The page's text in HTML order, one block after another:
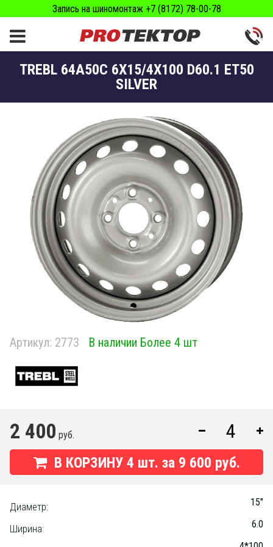
Запись на шиномонтаж +7 (8172) 78-00-78
TREBL 64A50C 6X15/4X100 D60.1 ET50
SILVER
Артикул: 2773 В наличии Более 4 шт
2 400 руб.
В КОРЗИНУ 4 шт. за 9 600 руб.
Диаметр: 15"
Ширина: 6.0